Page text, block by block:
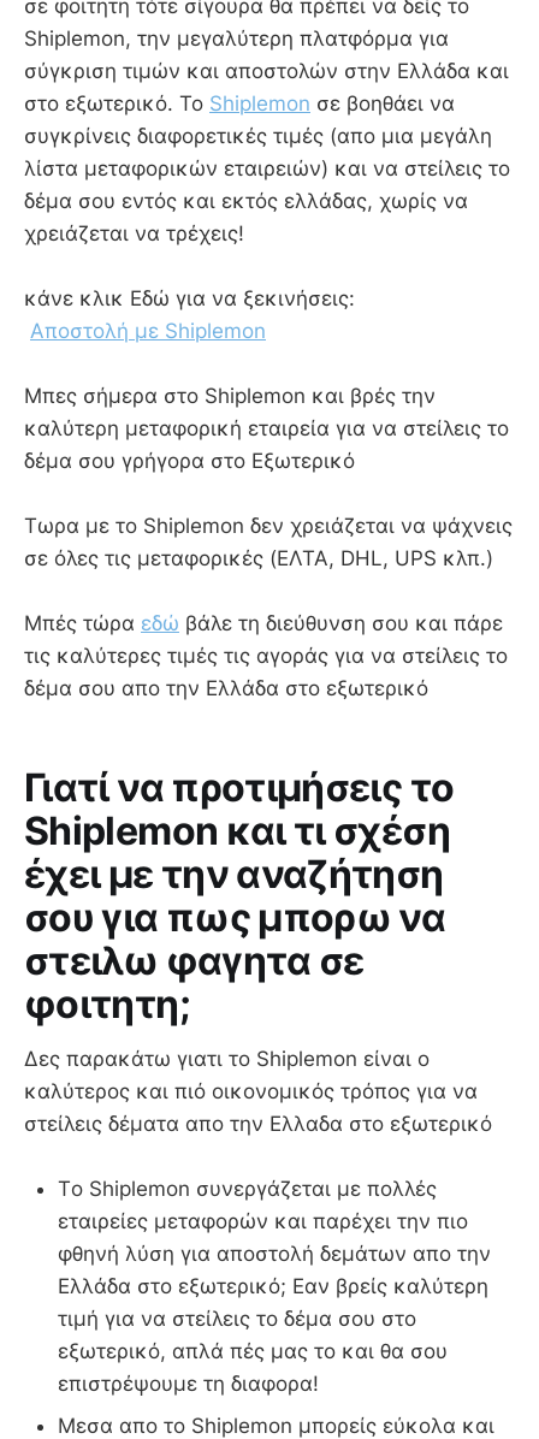
σε φοιτητη τότε σίγουρα θα πρέπει να δείς το
Shiplemon, την μεγαλύτερη πλατφόρμα για
σύγκριση τιμών και αποστολών στην Ελλάδα και
στο εξωτερικό. Το Shiplemon σε βοηθάει να
συγκρίνεις διαφορετικές τιμές (απο μια μεγάλη
λίστα μεταφορικών εταιρειών) και να στείλεις το
δέμα σου εντός και εκτός ελλάδας, χωρίς να
χρειάζεται να τρέχεις!
κάνε κλικ Εδώ για να ξεκινήσεις:
Αποστολή με Shiplemon
Mπες σήμερα στο Shiplemon και βρές την
καλύτερη μεταφορική εταιρεία για να στείλεις το
δέμα σου γρήγορα στο Εξωτερικό
Τωρα με το Shiplemon δεν χρειάζεται να ψάχνεις
σε όλες τις μεταφορικές (ΕΛΤΑ, DHL, UPS κλπ.)
Μπές τώρα εδώ βάλε τη διεύθυνση σου και πάρε
τις καλύτερες τιμές τις αγοράς για να στείλεις το
δέμα σου απο την Ελλάδα στο εξωτερικό
Γιατί να προτιμήσεις το
Shiplemon και τι σχέση
έχει με την αναζήτηση
σου για πως μπορω να
στειλω φαγητα σε
φοιτητη;
Δες παρακάτω γιατι το Shiplemon είναι ο
καλύτερος και πιό οικονομικός τρόπος για να
στείλεις δέματα απο την Ελλαδα στο εξωτερικό
Τo Shiplemon συνεργάζεται με πολλές
εταιρείες μεταφορών και παρέχει την πιο
φθηνή λύση για αποστολή δεμάτων απο την
Ελλάδα στο εξωτερικό; Εαν βρείς καλύτερη
τιμή για να στείλεις το δέμα σου στο
εξωτερικό, απλά πές μας το και θα σου
επιστρέψουμε τη διαφορα!
Μεσα απο το Shiplemon μπορείς εύκολα και